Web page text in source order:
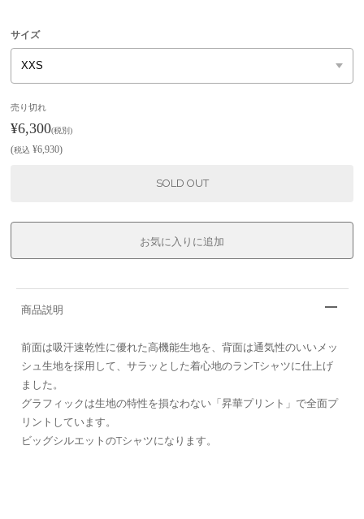
サイズ
売り切れ
¥6,300(税別)
(税込 ¥6,930)
SOLD OUT
商品説明
前面は吸汗速乾性に優れた高機能生地を、背面は通気性のいいメッ
シュ生地を採用して、サラッとした着心地のランTシャツに仕上げ
ました。
グラフィックは生地の特性を損なわない「昇華プリント」で全面プ
リントしています。
ビッグシルエットのTシャツになります。